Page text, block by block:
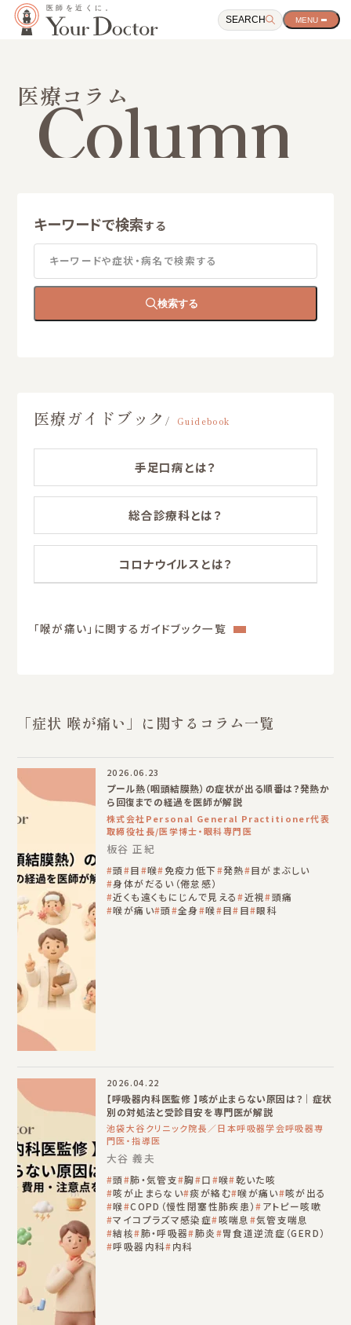
SEARCH
サ
Column
医療コラム
キーワードで検索する
キーワードや症状・病名で検索する
検索する
医療ガイドブック Guidebook
手足口病とは？
総合診療科とは？
コロナウイルスとは？
「喉が痛い」に関するガイドブック一覧
「症状 喉が痛い」に関するコラム一覧
2026.06.23
プール熱（咽頭結膜熱）の症状が出る順番は？発熱か
ら回復までの経過を医師が解説
株式会社Personal General Practitioner代表
取締役社長/医学博士・眼科専門医
板谷 正紀
頭 目 喉 免疫力低下 発熱
目がまぶしい
身体がだるい（倦怠感）
近くも遠くもにじんで見える 近視 頭痛
喉が痛い 頭 全身 喉 目 目 眼科
2026.04.22
【呼吸器内科医監修 】咳が止まらない原因は？｜症状
別の対処法と受診目安を専門医が解説
池袋大谷クリニック院長／日本呼吸器学会呼吸器専
門医・指導医
大谷 義夫
頭 肺・気管支 胸 口 喉 乾いた咳
咳が止まらない 痰が絡む 喉が痛い 咳が出る
喉
COPD（慢性閉塞性肺疾患） アトピー咳嗽
マイコプラズマ感染症 咳喘息
気管支喘息
結核 肺・呼吸器 肺炎
胃食道逆流症（GERD）
呼吸器内科 内科